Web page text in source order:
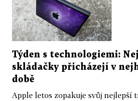
Týden s technologiemi:
skládačky přicházejí v
době
Apple letos zopakuje svůj nejlepší